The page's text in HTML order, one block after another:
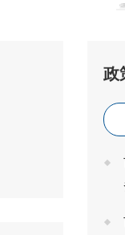
政